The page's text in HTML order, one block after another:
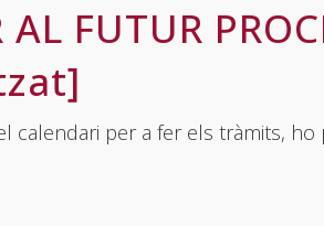
FUTUR
calendari per a fer els tràmits,